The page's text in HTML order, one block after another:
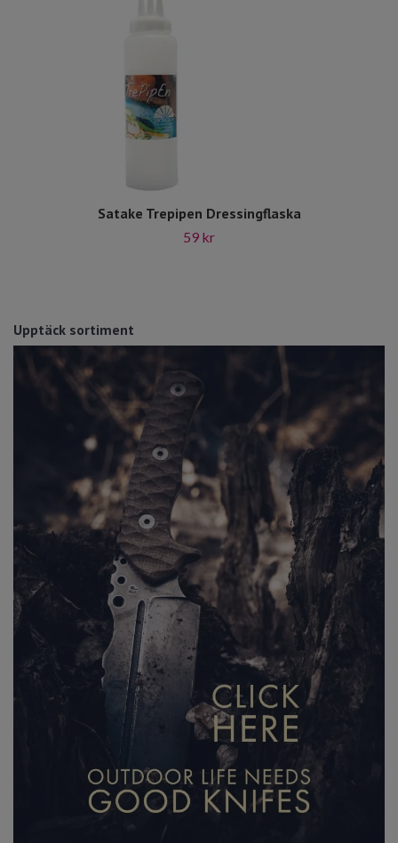
Upptäck sortiment
Satake Trepipen Dressingflaska
59 kr